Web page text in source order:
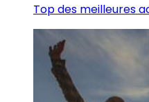
Top des meilleures